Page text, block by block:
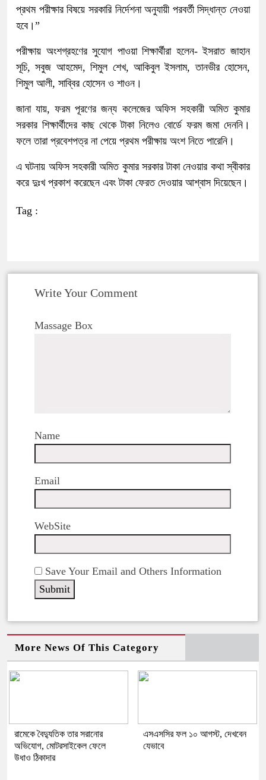
প্রথম পরীক্ষার বিষয়ে সরকারি নির্দেশনা অনুযায়ী পরবর্তী সিদ্ধান্ত নেওয়া
হবে।”
পরীক্ষায় অংশগ্রহণের সুযোগ পাওয়া শিক্ষার্থীরা হলেন- ইসরাত জাহান
সূচি, সবুজ আহমেদ, শিমুল শেখ, আকিবুল ইসলাম, তানভীর হোসেন,
শিমুল আলী, সাব্বির হোসেন ও শাওন।
জানা যায়, ফরম পূরণের জন্য কলেজের অফিস সহকারী অমিত কুমার
সরকার শিক্ষার্থীদের কাছ থেকে টাকা নিলেও বোর্ডে ফরম জমা দেননি।
ফলে তারা প্রবেশপত্র না পেয়ে প্রথম পরীক্ষায় অংশ নিতে পারেনি।
এ ঘটনায় অফিস সহকারী অমিত কুমার সরকার টাকা নেওয়ার কথা স্বীকার
করে দুঃখ প্রকাশ করেছেন এবং টাকা ফেরত দেওয়ার আশ্বাস দিয়েছেন।
Tag :
Write Your Comment
Massage Box
Name
Email
WebSite
Save Your Email and Others Information
More News Of This Category
রামেকে বৈদ্যুতিক তার সরানোর
অভিযোগ, মোটরসাইকেল ফেলে
উধাও ঠিকাদার
এসএসসির ফল ১০ আগস্ট, দেখবেন
যেভাবে